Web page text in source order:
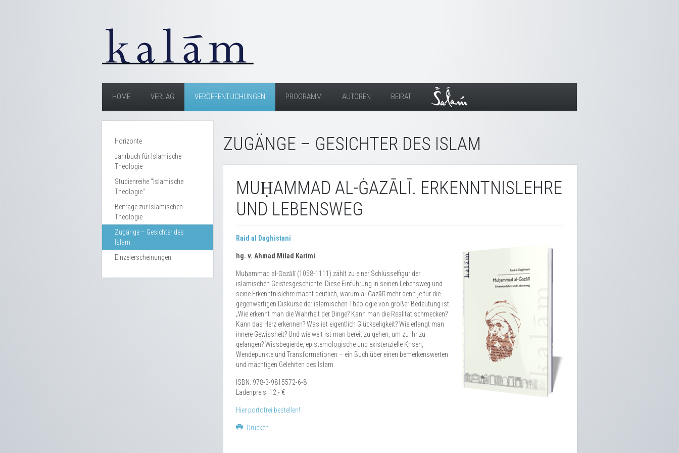
HOME VERLAG VERÖFFENTLICHUNGEN PROGRAMM AUTOREN BEIRAT
ZUGÄNGE – GESICHTER DES ISLAM
MUḤAMMAD AL-ĠAZĀLĪ. ERKENNTNISLEHRE
UND LEBENSWEG
Raid al Daghistani
hg. v. Ahmad Milad Karimi
Muḥammad al-Ġazālī (1058-1111) zählt zu einer Schlüsselfigur der
islamischen Geistesgeschichte. Diese Einführung in seinen Lebensweg und
seine Erkenntnislehre macht deutlich, warum al-Ġazālī mehr denn je für die
gegenwärtigen Diskurse der islamischen Theologie von großer Bedeutung ist.
„Wie erkennt man die Wahrheit der Dinge? Kann man die Realität schmecken?
Kann das Herz erkennen? Was ist eigentlich Glückseligkeit? Wie erlangt man
innere Gewissheit? Und wie weit ist man bereit zu gehen, um zu ihr zu
gelangen? Wissbegierde, epistemologische und existenzielle Krisen,
Wendepunkte und Transformationen – ein Buch über einen bemerkenswerten
und mächtigen Gelehrten des Islam.
ISBN: 978-3-9815572-6-8
Ladenpreis: 12,- €
Hier portofrei bestellen!
Drucken
Horizonte
Jahrbuch für Islamische
Theologie
Studienreihe "Islamische
Theologie"
Beiträge zur Islamischen
Theologie
Zugänge – Gesichter des
Islam
Einzelerscheinungen